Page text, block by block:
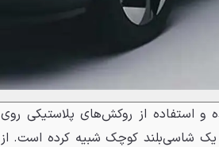
از مدل آیونیک ۳ طراحی شده و استفاده از روکش‌های پلاستیکی روی
یک شاسی‌بلند کوچک شبیه کرده است. از